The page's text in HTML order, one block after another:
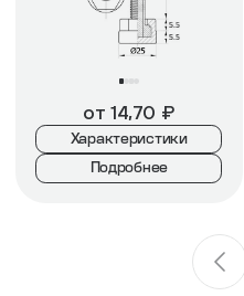
от 14,70 ₽
Характеристики
Подробнее